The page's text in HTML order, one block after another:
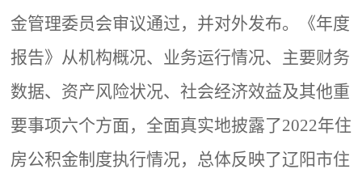
金管理委员会审议通过，并对外发布。
《年度
报告》从机构概况、业务运行情况、主要财务
数据、资产风险状况、社会经济效益及其他重
要事项六个方面，全面真实地披露了2022年住
房公积金制度执行情况，总体反映了辽阳市住